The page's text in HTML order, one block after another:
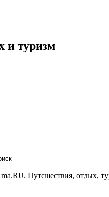
и туризм
Путешествия, отдых,